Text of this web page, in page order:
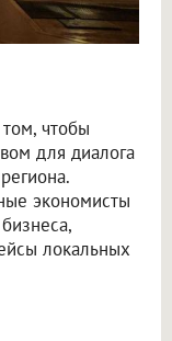
чтобы
для диалога
экономисты
локальных